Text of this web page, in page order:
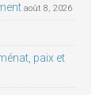
août 8, 2026
paix et